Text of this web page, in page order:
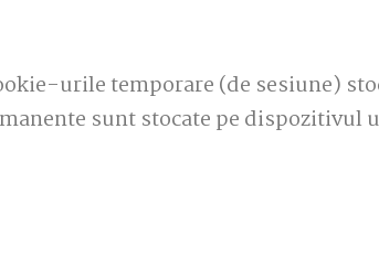
urile temporare (de sesiune)
sunt stocate pe